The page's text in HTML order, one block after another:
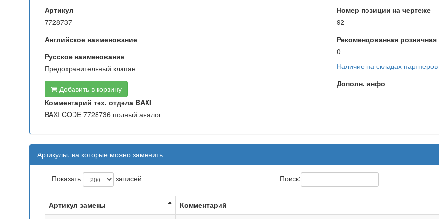
Артикул
7728737
Английское наименование
Русское наименование
Предохранительный клапан
Добавить в корзину
Номер позиции на чертеже
92
Рекомендованная розничная
0
Наличие на складах партнеров
Дополн. инфо
Комментарий тех. отдела BAXI
BAXI CODE 7728736 полный аналог
Артикулы, на которые можно заменить
Показать записей Поиск:
Артикул замены
Комментарий